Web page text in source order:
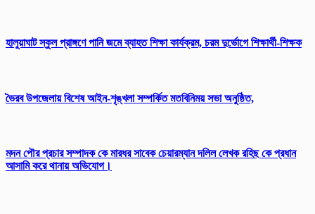
হালুয়াঘাট স্কুল প্রাঙ্গণে পানি জমে ব্যাহত শিক্ষা কার্যক্রম, চরম দুর্ভোগে শিক্ষার্থী-শিক্ষক
ভৈরব উপজেলায় বিশেষ আইন-শৃঙ্খলা সম্পর্কিত মতবিনিময় সভা অনুষ্ঠিত,
মদন পৌর প্রচার সম্পাদক কে মারধর সাবেক চেয়ারম্যান দলিল লেখক রহিছ কে প্রধান
আসামি করে থানায় অভিযোগ।